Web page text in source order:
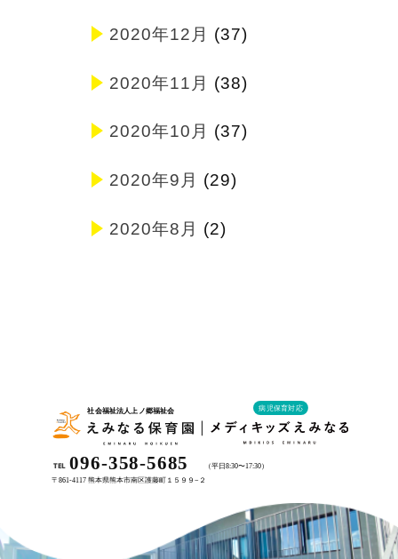
2020年12月 (37)
2020年11月 (38)
2020年10月 (37)
2020年9月 (29)
2020年8月 (2)